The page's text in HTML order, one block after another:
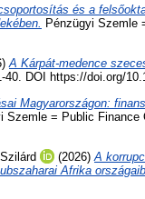
és a
Pénzügyi Szemle
A Kárpát-medence
DOI https://doi.org/
Magyarországon:
Szemle = Public Finance
(2026) A
Afrika